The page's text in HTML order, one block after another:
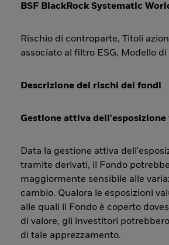
BSF BlackRock Systematic
Rischio di controparte, Titoli
associato al filtro ESG, Modello
Descrizione dei rischi dei fondi
Gestione attiva
Data la gestione attiva
tramite derivati, il Fondo
maggiormente sensibile alle
cambio. Qualora le esposizioni
alle quali il Fondo è coperto
di valore, gli investitori
di tale apprezzamento.